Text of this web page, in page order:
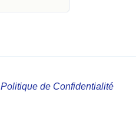
Politique de Confidentialité